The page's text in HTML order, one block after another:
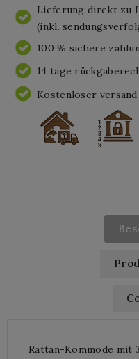
Lieferung direkt zu
(inkl.
100 % sichere
14 tage
Kostenloser
Rattan-Kommode mit